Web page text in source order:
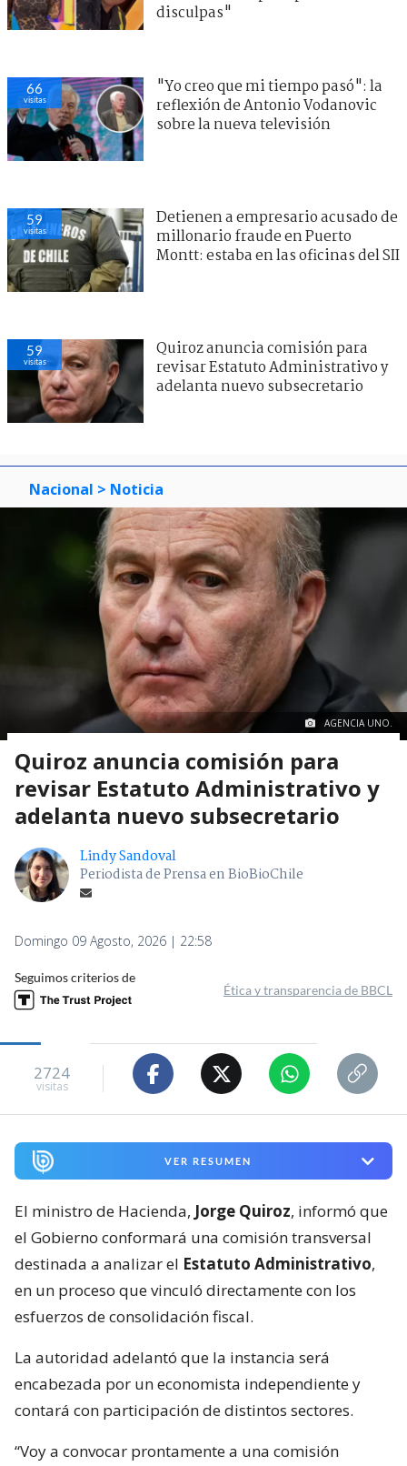
disculpas"
66
visitas
"Yo creo que mi tiempo pasó": la
reflexión de Antonio Vodanovic
sobre la nueva televisión
59
visitas
Detienen a empresario acusado de
millonario fraude en Puerto
Montt: estaba en las oficinas del SII
59
visitas
Quiroz anuncia comisión para
revisar Estatuto Administrativo y
adelanta nuevo subsecretario
Nacional > Noticia
AGENCIA UNO.
Quiroz anuncia comisión para
revisar Estatuto Administrativo y
adelanta nuevo subsecretario
Lindy Sandoval
Periodista de Prensa en BioBioChile
Domingo 09 Agosto, 2026 | 22:58
Seguimos criterios de
Ética y transparencia de BBCL
2724
visitas
VER RESUMEN
El ministro de Hacienda, Jorge Quiroz, informó que
el Gobierno conformará una comisión transversal
destinada a analizar el Estatuto Administrativo,
en un proceso que vinculó directamente con los
esfuerzos de consolidación fiscal.
La autoridad adelantó que la instancia será
encabezada por un economista independiente y
contará con participación de distintos sectores.
“Voy a convocar prontamente a una comisión